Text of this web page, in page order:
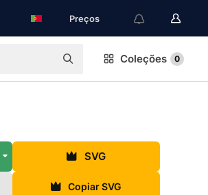
Preços
Coleções 0
SVG
Copiar SVG